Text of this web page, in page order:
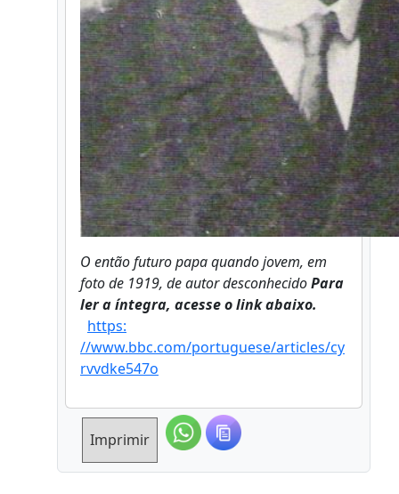
O então futuro papa quando jovem, em
foto de 1919, de autor desconhecidoPara
ler a íntegra, acesse o link abaixo.
https:
//www.bbc.com/portuguese/articles/cy
rvvdke547o
Imprimir